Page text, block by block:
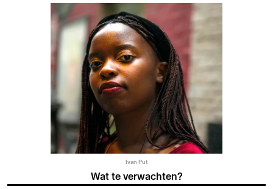
Ivan Put
Wat te verwachten?